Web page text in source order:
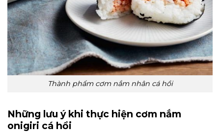
Thành phẩm cơm nắm nhân cá hồi
Những lưu ý khi thực hiện cơm nắm
onigiri cá hồi